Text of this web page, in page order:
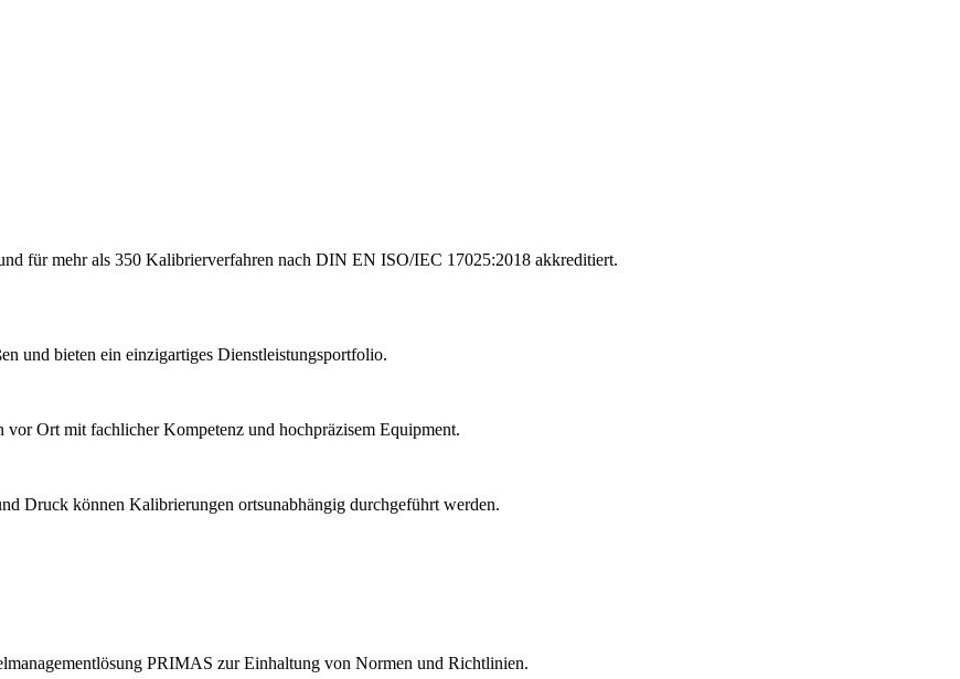
für mehr als 350 Kalibrierverfahren nach DIN EN ISO/IEC 17025:2018 akkreditiert.
und bieten ein einzigartiges Dienstleistungsportfolio.
Ort mit fachlicher Kompetenz und hochpräzisem Equipment.
Druck können Kalibrierungen ortsunabhängig durchgeführt werden.
PRIMAS zur Einhaltung von Normen und Richtlinien.